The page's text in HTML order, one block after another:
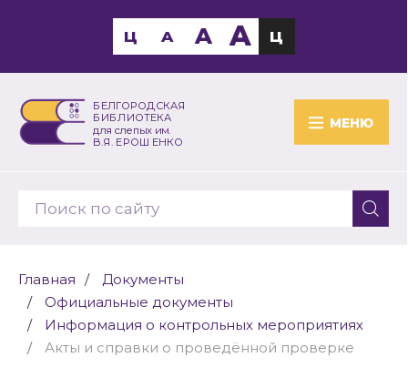
БЕЛГОРОДСКАЯ
БИБЛИОТЕКА
для слепых им.
В.Я. ЕРОШЕНКО
МЕНЮ
Ц A A A Ц
Главная
Документы
Официальные документы
Информация о контрольных мероприятиях
Акты и справки о проведённой проверке